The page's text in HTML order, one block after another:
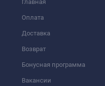
Главная
Оплата
Доставка
Возврат
Бонусная программа
Вакансии